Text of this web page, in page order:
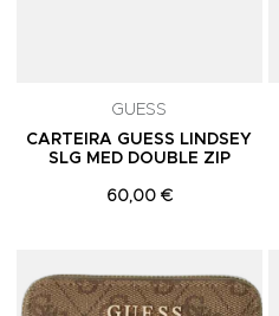
GUESS
CARTEIRA GUESS LINDSEY
SLG MED DOUBLE ZIP
60,00 €